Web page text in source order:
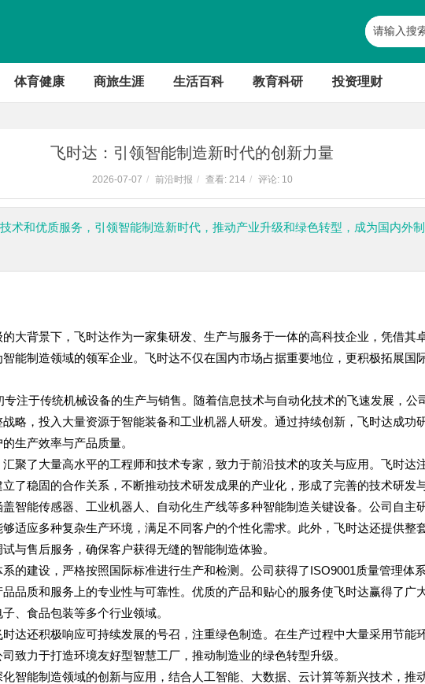
体育健康 商旅生涯 生活百科 教育科研 投资理财
飞时达：引领智能制造新时代的创新力量
2026-07-07 / 前沿时报 / 查看: 214 / 评论: 10
术和优质服务，引领智能制造新时代，推动产业升级和绿色转型，成为国内外
大背景下，飞时达作为一家集研发、生产与服务于一体的高科技企业，凭借其
能制造领域的领军企业。飞时达不仅在国内市场占据重要地位，更积极拓展国
专注于传统机械设备的生产与销售。随着信息技术与自动化技术的飞速发展，公
略，投入大量资源于智能装备和工业机器人研发。通过持续创新，飞时达成功
生产效率与产品质量。
聚了大量高水平的工程师和技术专家，致力于前沿技术的攻关与应用。飞时达
了稳固的合作关系，不断推动技术研发成果的产业化，形成了完善的技术研发
智能传感器、工业机器人、自动化生产线等多种智能制造关键设备。公司自主
适应多种复杂生产环境，满足不同客户的个性化需求。此外，飞时达还提供整
与售后服务，确保客户获得无缝的智能制造体验。
的建设，严格按照国际标准进行生产和检测。公司获得了ISO9001质量管理体
品质和服务上的专业性与可靠性。优质的产品和贴心的服务使飞时达赢得了广
、食品包装等多个行业领域。
达还积极响应可持续发展的号召，注重绿色制造。在生产过程中大量采用节能
致力于打造环境友好型智慧工厂，推动制造业的绿色转型升级。
智能制造领域的创新与应用，结合人工智能、大数据、云计算等新兴技术，推